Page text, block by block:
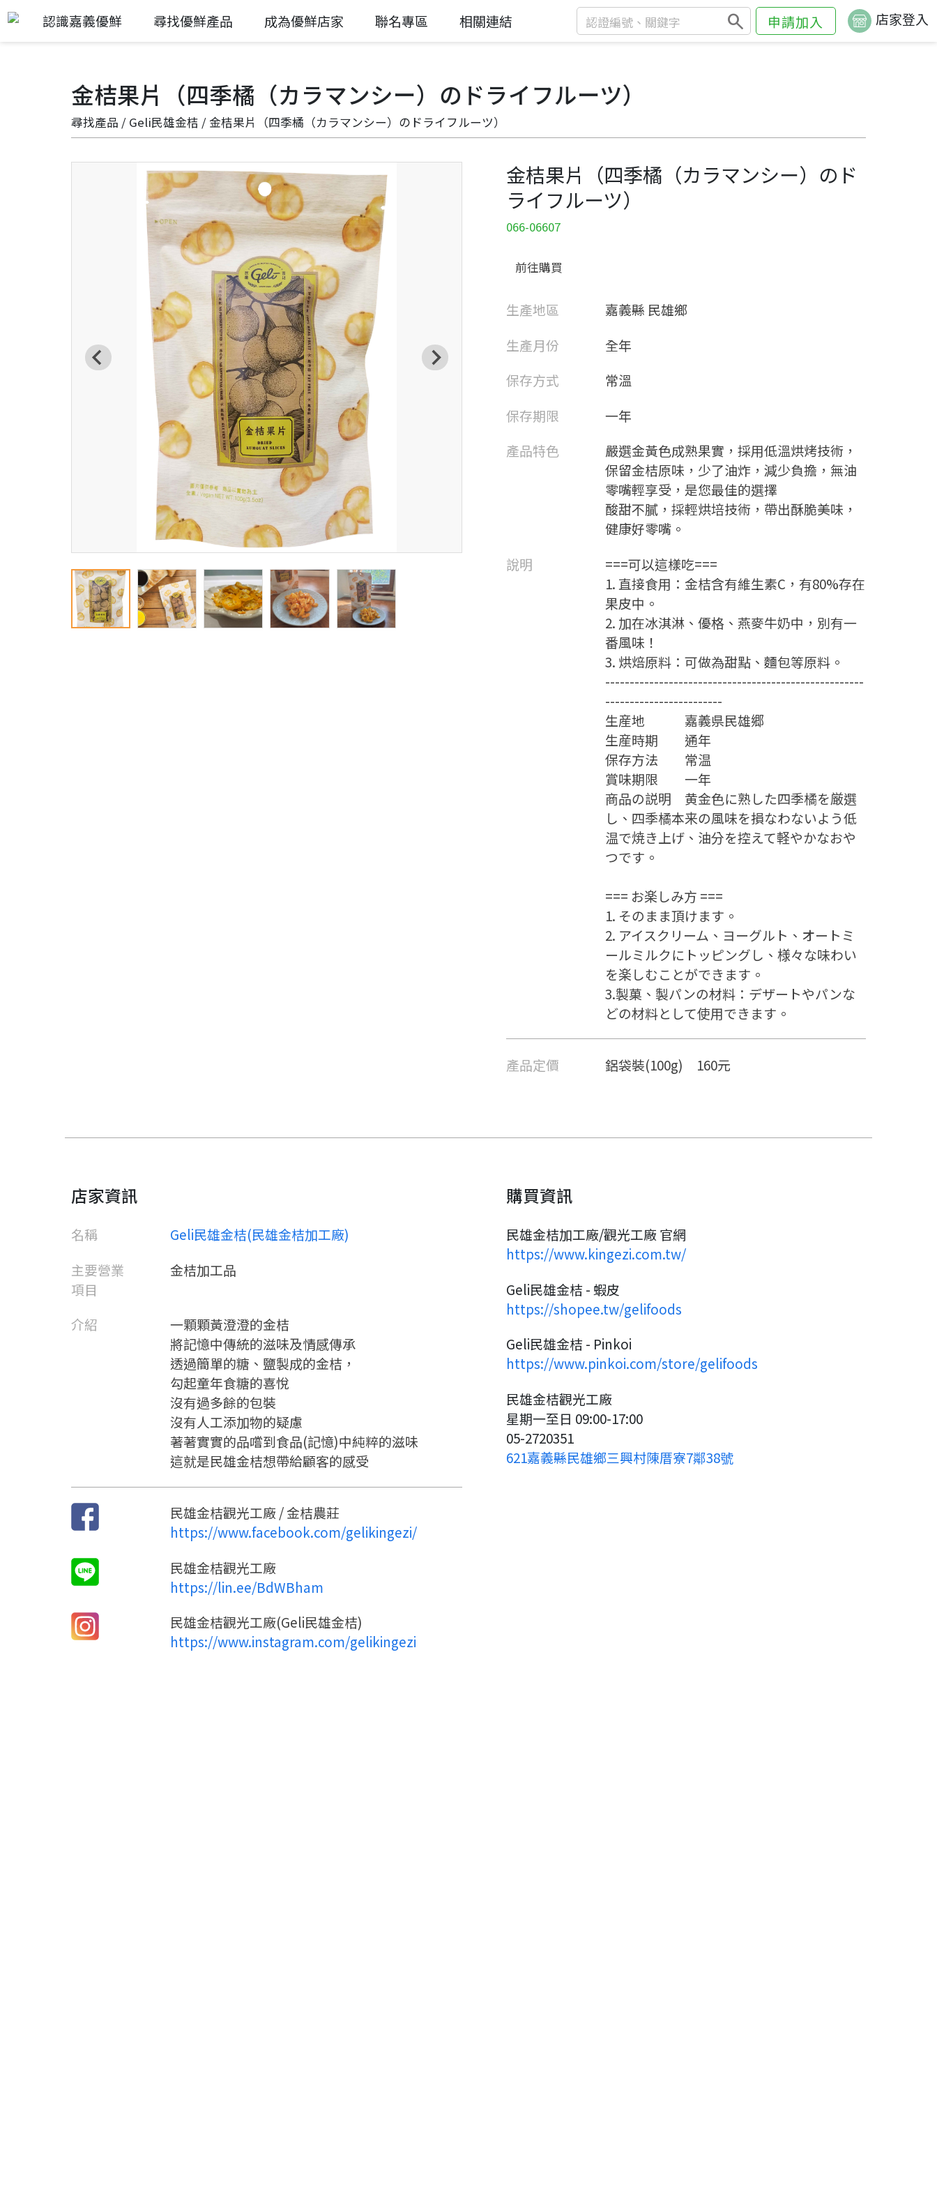
認識嘉義優鮮 尋找優鮮產品 成為優鮮店家 聯名專區 相關連結 search 申請加入 店家登入
金桔果片（四季橘（カラマンシー）のドライフルーツ）
尋找產品 / Geli民雄金桔 / 金桔果片（四季橘（カラマンシー）のドライフルーツ）
金桔果片（四季橘（カラマンシー）のド
ライフルーツ）
066-06607
前往購買
生產地區
嘉義縣 民雄鄉
生產月份
全年
保存方式
常溫
保存期限
一年
產品特色
嚴選金黃色成熟果實，採用低溫烘烤技術，
保留金桔原味，少了油炸，減少負擔，無油
零嘴輕享受，是您最佳的選擇
酸甜不膩，採輕烘培技術，帶出酥脆美味，
健康好零嘴。
說明
===可以這樣吃===
1. 直接食用：金桔含有維生素C，有80%存在
果皮中。
2. 加在冰淇淋、優格、燕麥牛奶中，別有一
番風味！
3. 烘焙原料：可做為甜點、麵包等原料。
-----------------------------------------------------
------------------------
生産地 嘉義県民雄郷
生産時期 通年
保存方法 常温
賞味期限 一年
商品の説明 黄金色に熟した四季橘を厳選
し、四季橘本来の風味を損なわないよう低
温で焼き上げ、油分を控えて軽やかなおや
つです。
=== お楽しみ方 ===
1. そのまま頂けます。
2. アイスクリーム、ヨーグルト、オートミ
ールミルクにトッピングし、様々な味わい
を楽しむことができます。
3.製菓、製パンの材料：デザートやパンな
どの材料として使用できます。
產品定價 鋁袋裝(100g) 160元
店家資訊
名稱
Geli民雄金桔(民雄金桔加工廠)
主要營業
項目
金桔加工品
介紹
一顆顆黃澄澄的金桔
將記憶中傳統的滋味及情感傳承
透過簡單的糖、鹽製成的金桔，
勾起童年食糖的喜悅
沒有過多餘的包裝
沒有人工添加物的疑慮
著著實實的品嚐到食品(記憶)中純粹的滋味
這就是民雄金桔想帶給顧客的感受
民雄金桔觀光工廠 / 金桔農莊
https://www.facebook.com/gelikingezi/
民雄金桔觀光工廠
https://lin.ee/BdWBham
民雄金桔觀光工廠(Geli民雄金桔)
https://www.instagram.com/gelikingezi
購買資訊
民雄金桔加工廠/觀光工廠 官網
https://www.kingezi.com.tw/
Geli民雄金桔 - 蝦皮
https://shopee.tw/gelifoods
Geli民雄金桔 - Pinkoi
https://www.pinkoi.com/store/gelifoods
民雄金桔觀光工廠
星期一至日 09:00-17:00
05-2720351
621嘉義縣民雄鄉三興村陳厝寮7鄰38號
繼續註冊
加入「嘉義優鮮」LINE 好友，
點擊加入 LINE 好友
繼續註冊
訊息
確認
要申請新產品嗎？
您的申請資料正在等候審查中，
申請新產品
看看申請教學吧！
如果你已經準備好了，
點擊「直接申請」按鈕開始填寫
看密笈